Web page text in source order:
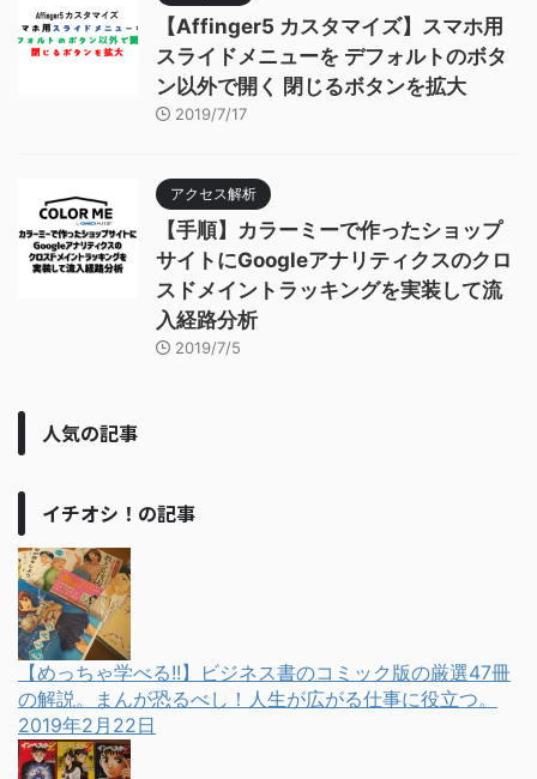
【Affinger5 カスタマイズ】スマホ用
スライドメニューを デフォルトのボタ
ン以外で開く 閉じるボタンを拡大
2019/7/17
アクセス解析
【手順】カラーミーで作ったショップ
サイトにGoogleアナリティクスのクロ
スドメイントラッキングを実装して流
入経路分析
2019/7/5
人気の記事
イチオシ！の記事
【めっちゃ学べる!!】ビジネス書のコミック版の厳選47冊
の解説。まんが恐るべし！人生が広がる仕事に役立つ。
2019年2月22日